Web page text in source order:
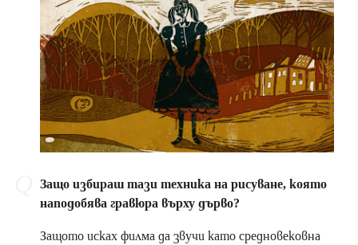
Защо избираш тази техника на рисуване, която
наподобява гравюра върху дърво?
Защото исках филма да звучи като средновековна